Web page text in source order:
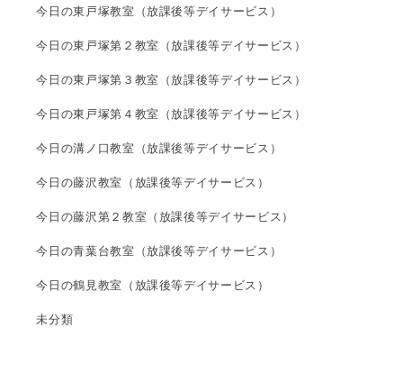
今日の東戸塚教室（放課後等デイサービス）
今日の東戸塚第２教室（放課後等デイサービス）
今日の東戸塚第３教室（放課後等デイサービス）
今日の東戸塚第４教室（放課後等デイサービス）
今日の溝ノ口教室（放課後等デイサービス）
今日の藤沢教室（放課後等デイサービス）
今日の藤沢第２教室（放課後等デイサービス）
今日の青葉台教室（放課後等デイサービス）
今日の鶴見教室（放課後等デイサービス）
未分類